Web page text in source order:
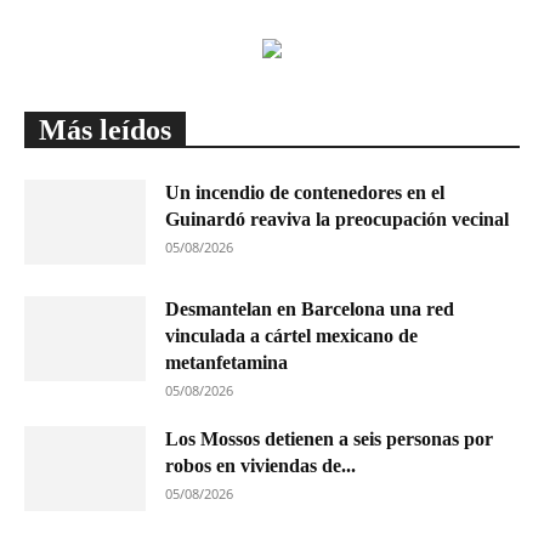
Más leídos
Un incendio de contenedores en el
Guinardó reaviva la preocupación vecinal
05/08/2026
Desmantelan en Barcelona una red
vinculada a cártel mexicano de
metanfetamina
05/08/2026
Los Mossos detienen a seis personas por
robos en viviendas de...
05/08/2026